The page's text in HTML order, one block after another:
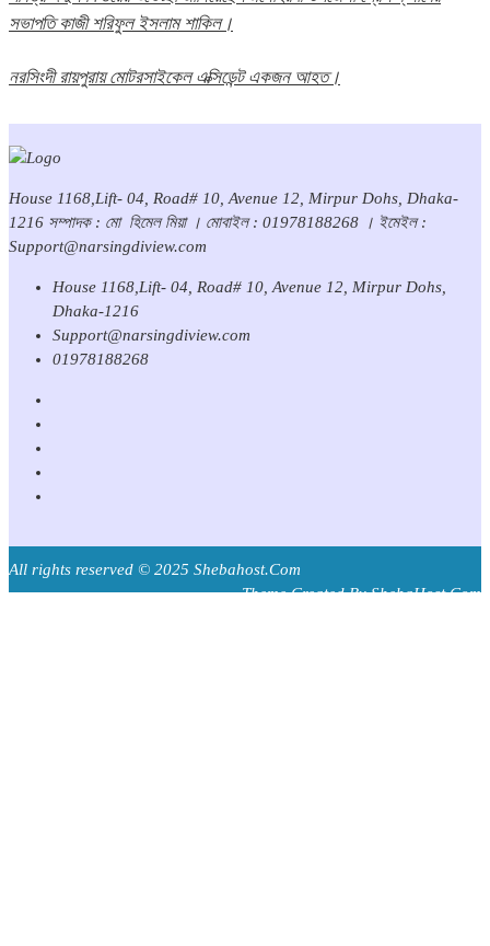
সভাপতি কাজী শরিফুল ইসলাম শাকিল।
নরসিংদী রায়পুরায় মোটরসাইকেল এক্সিডেন্ট একজন আহত।
House 1168,Lift- 04, Road# 10, Avenue 12, Mirpur Dohs, Dhaka-
1216 সম্পাদক : মো হিমেল মিয়া । মোবাইল : 01978188268 । ইমেইল :
Support@narsingdiview.com
House 1168,Lift- 04, Road# 10, Avenue 12, Mirpur Dohs,
Dhaka-1216
Support@narsingdiview.com
01978188268
All rights reserved © 2025 Shebahost.Com
Theme Created By ShebaHost.Com